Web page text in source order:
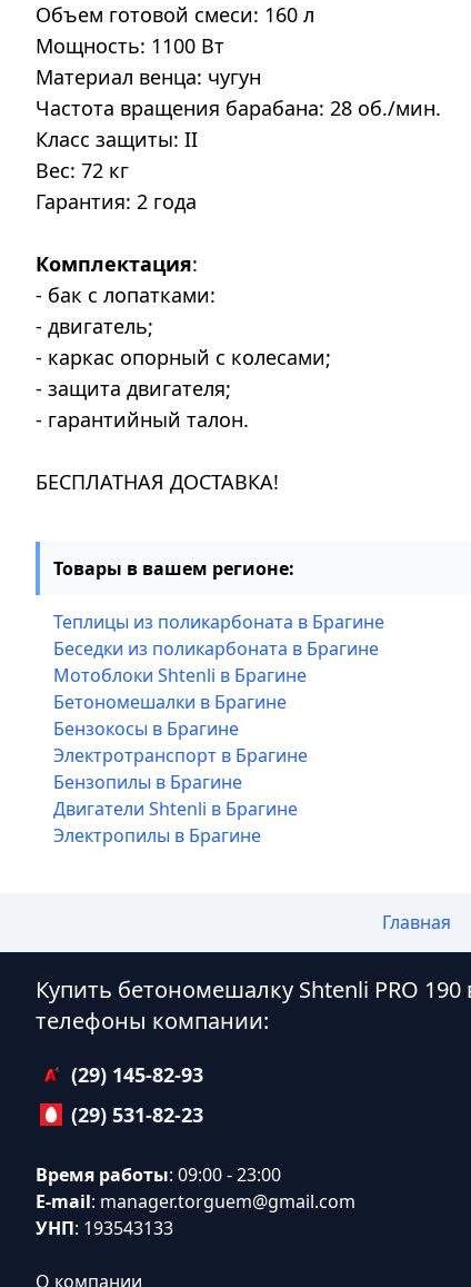
Объем готовой смеси: 160 л
Мощность: 1100 Вт
Материал венца: чугун
Частота вращения барабана: 28 об./мин.
Класс защиты: II
Вес: 72 кг
Гарантия: 2 года
Комплектация:
- бак с лопатками:
- двигатель;
- каркас опорный с колесами;
- защита двигателя;
- гарантийный талон.
БЕСПЛАТНАЯ ДОСТАВКА!
Товары в вашем регионе:
Теплицы из поликарбоната в Брагине
Беседки из поликарбоната в Брагине
Мотоблоки Shtenli в Брагине
Бетономешалки в Брагине
Бензокосы в Брагине
Электротранспорт в Брагине
Бензопилы в Брагине
Двигатели Shtenli в Брагине
Электропилы в Брагине
Главная
Купить бетономешалку Shtenli PRO
телефоны компании:
(29) 145-82-93
(29) 531-82-23
Время работы: 09:00 - 23:00
E-mail: manager.torguem@gmail.com
УНП: 193543133
О компании